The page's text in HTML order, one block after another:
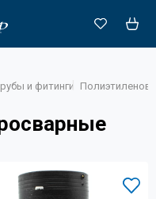
и фитинги